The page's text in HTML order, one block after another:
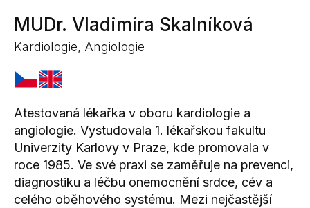
MUDr. Vladimíra Skalníková
Kardiologie, Angiologie
Atestovaná lékařka v oboru kardiologie a
angiologie. Vystudovala 1. lékařskou fakultu
Univerzity Karlovy v Praze, kde promovala v
roce 1985. Ve své praxi se zaměřuje na prevenci,
diagnostiku a léčbu onemocnění srdce, cév a
celého oběhového systému. Mezi nejčastější